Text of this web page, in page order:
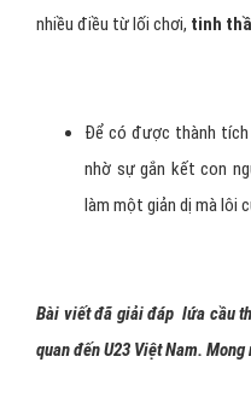
nhiều điều từ lối chơi, tinh
Để có được thành tích
nhờ sự gắn kết con
làm một giản dị mà lôi
Bài viết đã giải đáp lứa cầu
quan đến U23 Việt Nam.